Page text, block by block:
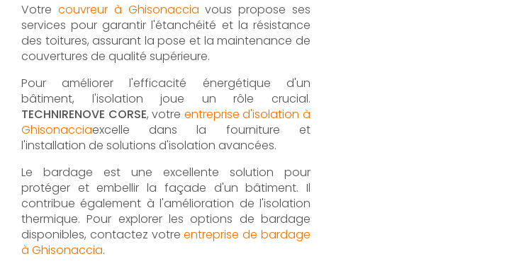
Votre couvreur à Ghisonaccia vous propose ses
services pour garantir l'étanchéité et la résistance
des toitures, assurant la pose et la maintenance de
couvertures de qualité supérieure.
Pour améliorer l'efficacité énergétique d'un
bâtiment, l'isolation joue un rôle crucial.
TECHNIRENOVE CORSE, votre entreprise d'isolation à
Ghisonacciaexcelle dans la fourniture et
l'installation de solutions d'isolation avancées.
Le bardage est une excellente solution pour
protéger et embellir la façade d'un bâtiment. Il
contribue également à l'amélioration de l'isolation
thermique. Pour explorer les options de bardage
disponibles, contactez votreentreprise de bardage
à Ghisonaccia.